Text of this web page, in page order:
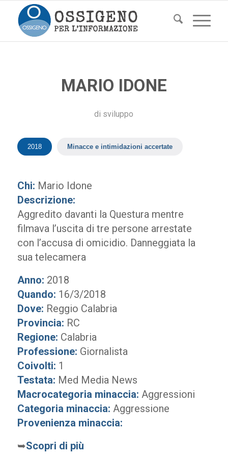
MARIO IDONE
di sviluppo
2018 Minacce e intimidazioni accertate
Chi: Mario Idone
Descrizione:
Aggredito davanti la Questura mentre
filmava l’uscita di tre persone arrestate
con l’accusa di omicidio. Danneggiata la
sua telecamera
Anno: 2018
Quando: 16/3/2018
Dove: Reggio Calabria
Provincia: RC
Regione: Calabria
Professione: Giornalista
Coivolti: 1
Testata: Med Media News
Macrocategoria minaccia: Aggressioni
Categoria minaccia: Aggressione
Provenienza minaccia:
➥Scopri di più